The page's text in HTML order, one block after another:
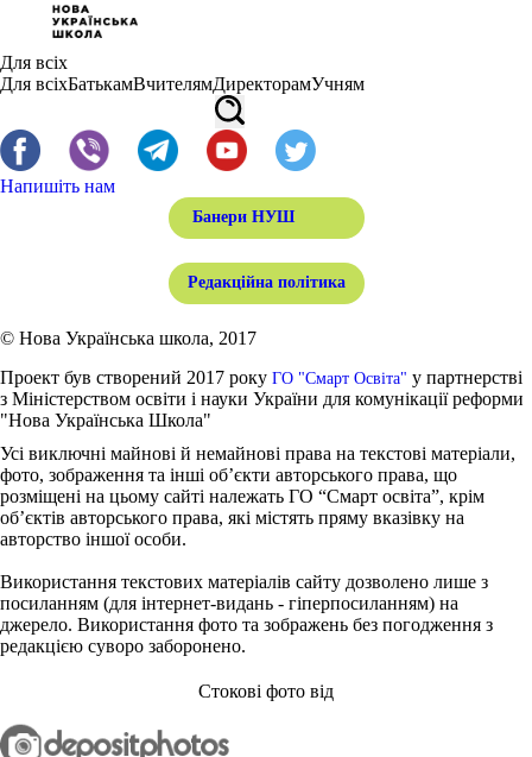
Для всіх
Для всіхБатькамВчителямДиректорамУчням
Напишіть нам
Банери НУШ
Редакційна політика
© Нова Українська школа, 2017
Проект був створений 2017 року ГО "Смарт Освіта" у партнерстві
з Міністерством освіти і науки України для комунікації реформи
"Нова Українська Школа"
Усі виключні майнові й немайнові права на текстові матеріали,
фото, зображення та інші об’єкти авторського права, що
розміщені на цьому сайті належать ГО “Смарт освіта”, крім
об’єктів авторського права, які містять пряму вказівку на
авторство іншої особи.
Використання текстових матеріалів сайту дозволено лише з
посиланням (для інтернет-видань - гіперпосиланням) на
джерело. Використання фото та зображень без погодження з
редакцією суворо заборонено.
Стокові фото від